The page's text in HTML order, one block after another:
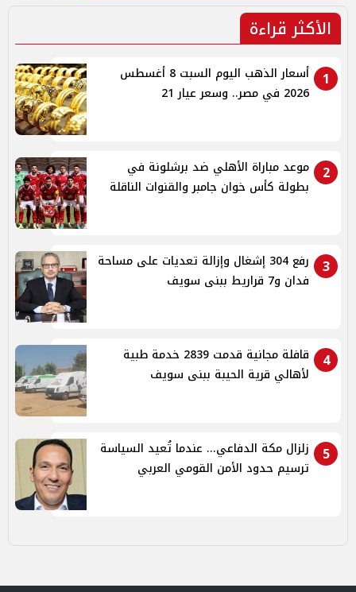
الأكثر قراءة
1
أسعار الذهب اليوم السبت 8 أغسطس
2026 في مصر.. وسعر عيار 21
2
موعد مباراة الأهلي ضد برشلونة في
بطولة كأس خوان جامبر والقنوات الناقلة
3
رفع 304 إشغال وإزالة تعديات على مساحة
فدان و7 قراريط ببنى سويف
4
قافلة مجانية قدمت 2839 خدمة طبية
لأهالي قرية الحيبة ببنى سويف
5
زلزال مكة الدفاعي... عندما تُعيد السياسة
ترسيم حدود الأمن القومي العربي